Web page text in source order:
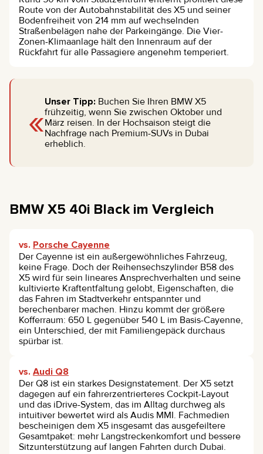
Route von der Autobahnstabilität des X5 und seiner
Bodenfreiheit von 214 mm auf wechselnden
Straßenbelägen nahe der Parkeingänge. Die Vier-
Zonen-Klimaanlage hält den Innenraum auf der
Rückfahrt für alle Passagiere angenehm temperiert.
«Unser Tipp: Buchen Sie Ihren BMW X5
frühzeitig, wenn Sie zwischen Oktober und
März reisen. In der Hochsaison steigt die
Nachfrage nach Premium-SUVs in Dubai
erheblich.
BMW X5 40i Black im Vergleich
vs. Porsche Cayenne
Der Cayenne ist ein außergewöhnliches Fahrzeug,
keine Frage. Doch der Reihensechszylinder B58 des
X5 wird für sein lineares Ansprechverhalten und seine
kultivierte Kraftentfaltung gelobt, Eigenschaften, die
das Fahren im Stadtverkehr entspannter und
berechenbarer machen. Hinzu kommt der größere
Kofferraum: 650 L gegenüber 540 L im Basis-Cayenne,
ein Unterschied, der mit Familiengepäck durchaus
spürbar ist.
vs. Audi Q8
Der Q8 ist ein starkes Designstatement. Der X5 setzt
dagegen auf ein fahrerzentrierteres Cockpit-Layout
und das iDrive-System, das im Alltag durchweg als
intuitiver bewertet wird als Audis MMI. Fachmedien
bescheinigen dem X5 insgesamt das ausgefeiltere
Gesamtpaket: mehr Langstreckenkomfort und bessere
Sitzunterstützung auf langen Fahrten durch Dubai.